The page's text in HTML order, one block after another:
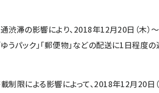
渋滞の影響により、2018年12月20日（木）
うパック」「郵便物」などの配送に1日程度
限による影響によって、2018年12月20日（